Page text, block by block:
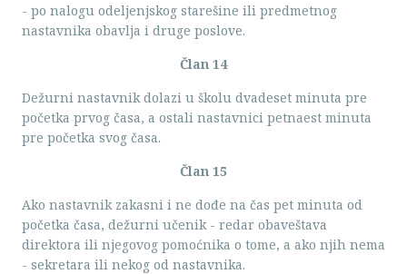
- po nalogu odeljenjskog starešine ili predmetnog
nastavnika obavlja i druge poslove.
Član 14
Dežurni nastavnik dolazi u školu dvadeset minuta pre
početka prvog časa, a ostali nastavnici petnaest minuta
pre početka svog časa.
Član 15
Ako nastavnik zakasni i ne dođe na čas pet minuta od
početka časa, dežurni učenik - redar obaveštava
direktora ili njegovog pomoćnika o tome, a ako njih nema
- sekretara ili nekog od nastavnika.